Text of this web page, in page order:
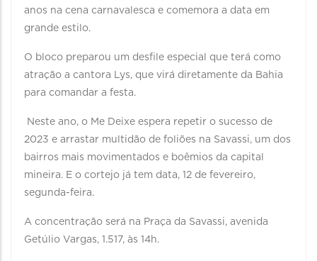
anos na cena carnavalesca e comemora a data em
grande estilo.
O bloco preparou um desfile especial que terá como
atração a cantora Lys, que virá diretamente da Bahia
para comandar a festa.
Neste ano, o Me Deixe espera repetir o sucesso de
2023 e arrastar multidão de foliões na Savassi, um dos
bairros mais movimentados e boêmios da capital
mineira. E o cortejo já tem data, 12 de fevereiro,
segunda-feira.
A concentração será na Praça da Savassi, avenida
Getúlio Vargas, 1.517, às 14h.